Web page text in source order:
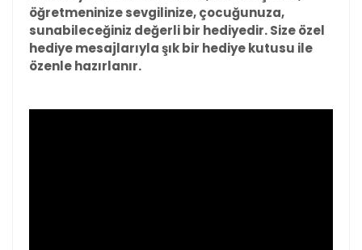
öğretmeninize sevgilinize, çocuğunuza,
sunabileceğiniz değerli bir hediyedir. Size özel
hediye mesajlarıyla şık bir hediye kutusu ile
özenle hazırlanır.